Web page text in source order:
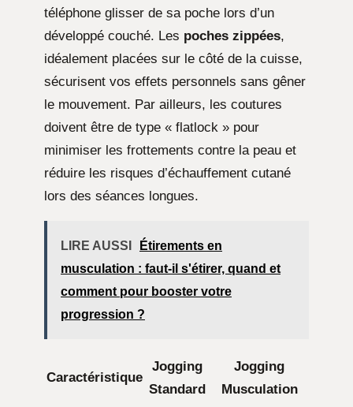
téléphone glisser de sa poche lors d’un
développé couché. Les poches zippées,
idéalement placées sur le côté de la cuisse,
sécurisent vos effets personnels sans gêner
le mouvement. Par ailleurs, les coutures
doivent être de type « flatlock » pour
minimiser les frottements contre la peau et
réduire les risques d’échauffement cutané
lors des séances longues.
LIRE AUSSI
Étirements en
musculation : faut-il s'étirer, quand et
comment pour booster votre
progression ?
Caractéristique
Jogging
Standard
Jogging
Musculation